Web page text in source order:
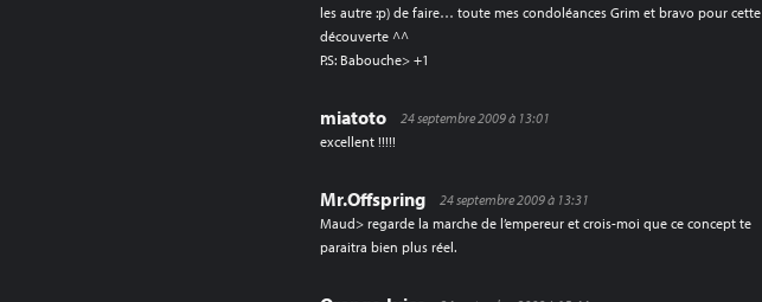
les autre :p) de faire… toute mes condoléances Grim et bravo pour cette
découverte ^^
P.S: Babouche> +1
miatoto
24 septembre 2009 à 13:01
excellent !!!!!
Mr.Offspring
24 septembre 2009 à 13:31
Maud> regarde la marche de l’empereur et crois-moi que ce concept te
paraitra bien plus réel.